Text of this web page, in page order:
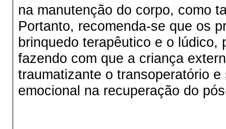
na manutenção do corpo, como
Portanto, recomenda-se que os
brinquedo terapêutico e o lúdico,
fazendo com que a criança
traumatizante o transoperatório
emocional na recuperação do